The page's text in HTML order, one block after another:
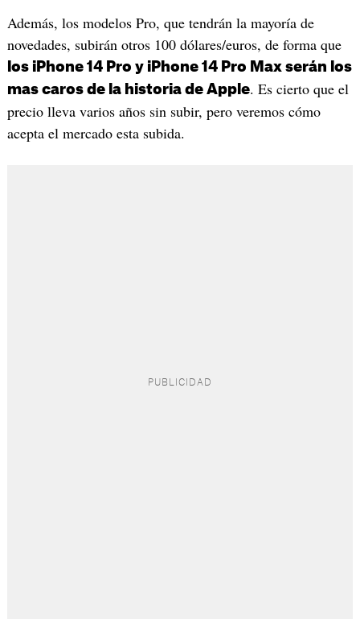
Además, los modelos Pro, que tendrán la mayoría de
novedades, subirán otros 100 dólares/euros, de forma que
los iPhone 14 Pro y iPhone 14 Pro Max serán los
mas caros de la historia de Apple. Es cierto que el
precio lleva varios años sin subir, pero veremos cómo
acepta el mercado esta subida.